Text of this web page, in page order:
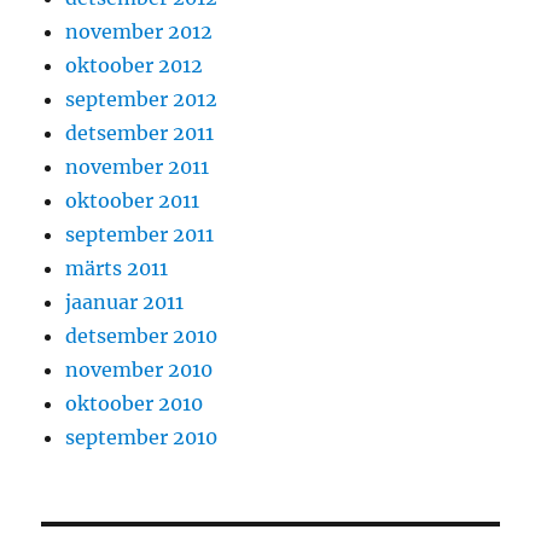
november 2012
oktoober 2012
september 2012
detsember 2011
november 2011
oktoober 2011
september 2011
märts 2011
jaanuar 2011
detsember 2010
november 2010
oktoober 2010
september 2010